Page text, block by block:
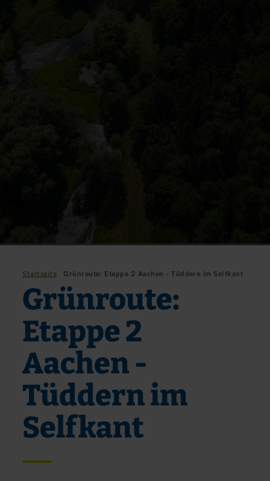
Startseite Grünroute: Etappe 2 Aachen - Tüddern im Selfkant
Grünroute:
Etappe 2
Aachen -
Tüddern im
Selfkant